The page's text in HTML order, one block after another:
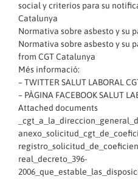
social y criterios para su
Catalunya
Normativa sobre asbesto y su
Normativa sobre asbesto y su
from CGT Catalunya
Més informació:
–TWITTER SALUT LABORAL
– PÀGINA FACEBOOK SALUT
Attached documents
real_decreto_396-